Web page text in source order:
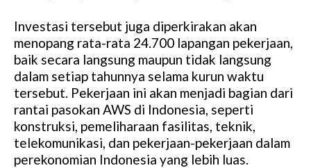
Investasi tersebut juga diperkirakan akan
menopang rata-rata 24.700 lapangan pekerjaan,
baik secara langsung maupun tidak langsung
dalam setiap tahunnya selama kurun waktu
tersebut. Pekerjaan ini akan menjadi bagian dari
rantai pasokan AWS di Indonesia, seperti
konstruksi, pemeliharaan fasilitas, teknik,
telekomunikasi, dan pekerjaan-pekerjaan dalam
perekonomian Indonesia yang lebih luas.